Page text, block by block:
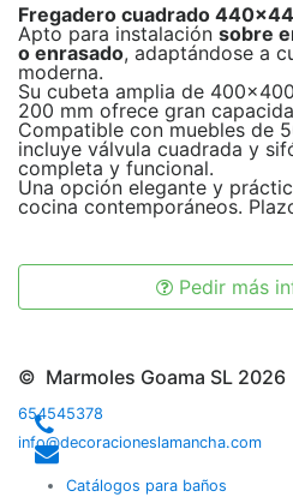
Fregadero cuadrado
Apto para instalación sobre
o enrasado, adaptándose a
moderna.
Su cubeta amplia de
200 mm ofrece gran
Compatible con muebles de
incluye válvula cuadrada y
completa y funcional.
Una opción elegante y
cocina contemporáneos.
Pedir más
© Marmoles Goama SL 2026
654545378
info@decoracioneslamancha.com
Catálogos para baños